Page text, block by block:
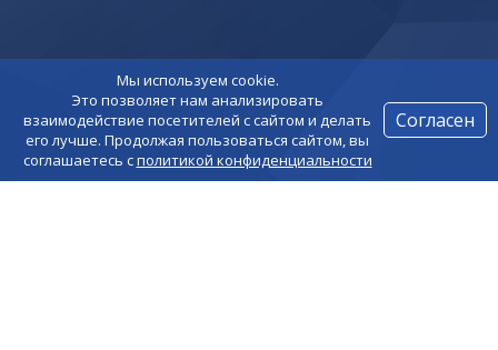
Мы используем cookie.
Это позволяет нам анализировать
взаимодействие посетителей с сайтом и делать
его лучше. Продолжая пользоваться сайтом, вы
соглашаетесь сполитикой конфиденциальности
Согласен